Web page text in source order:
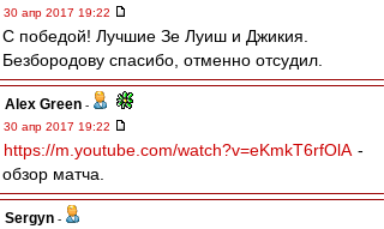
30 апр 2017 19:22
С победой! Лучшие Зе Луиш и Джикия.
Безбородову спасибо, отменно отсудил.
Alex Green -
30 апр 2017 19:22
https://m.youtube.com/watch?v=eKmkT6rfOlA -
обзор матча.
Sergyn -